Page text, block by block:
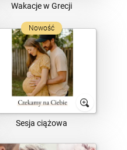
Wakacje w Grecji
Nowość
Sesja ciążowa